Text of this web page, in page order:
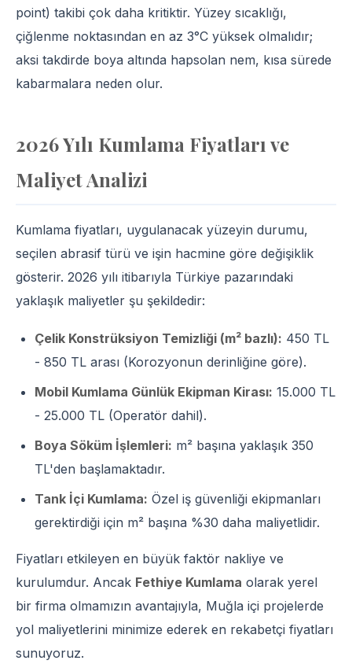
point) takibi çok daha kritiktir. Yüzey sıcaklığı,
çiğlenme noktasından en az 3°C yüksek olmalıdır;
aksi takdirde boya altında hapsolan nem, kısa sürede
kabarmalara neden olur.
2026 Yılı Kumlama Fiyatları ve
Maliyet Analizi
Kumlama fiyatları, uygulanacak yüzeyin durumu,
seçilen abrasif türü ve işin hacmine göre değişiklik
gösterir. 2026 yılı itibarıyla Türkiye pazarındaki
yaklaşık maliyetler şu şekildedir:
Çelik Konstrüksiyon Temizliği (m² bazlı): 450 TL
- 850 TL arası (Korozyonun derinliğine göre).
Mobil Kumlama Günlük Ekipman Kirası: 15.000 TL
- 25.000 TL (Operatör dahil).
Boya Söküm İşlemleri: m² başına yaklaşık 350
TL'den başlamaktadır.
Tank İçi Kumlama: Özel iş güvenliği ekipmanları
gerektirdiği için m² başına %30 daha maliyetlidir.
Fiyatları etkileyen en büyük faktör nakliye ve
kurulumdur. Ancak Fethiye Kumlama olarak yerel
bir firma olmamızın avantajıyla, Muğla içi projelerde
yol maliyetlerini minimize ederek en rekabetçi fiyatları
sunuyoruz.